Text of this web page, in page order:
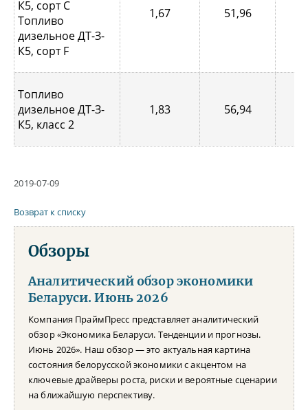
К5, сорт С
Топливо
дизельное ДТ-З-
К5, сорт F
1,67 51,96
Топливо
дизельное ДТ-З-
К5, класс 2
1,83 56,94
2019-07-09
Возврат к списку
Обзоры
Аналитический обзор экономики
Беларуси. Июнь 2026
Компания ПраймПресс представляет аналитический
обзор «Экономика Беларуси. Тенденции и прогнозы.
Июнь 2026». Наш обзор — это актуальная картина
состояния белорусской экономики с акцентом на
ключевые драйверы роста, риски и вероятные сценарии
на ближайшую перспективу.